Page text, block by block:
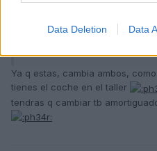
Data Deletion Data
esten compensado.
Ya q estas, cambia ambos,
tienes el coche en el taller
tendras q cambiar tb